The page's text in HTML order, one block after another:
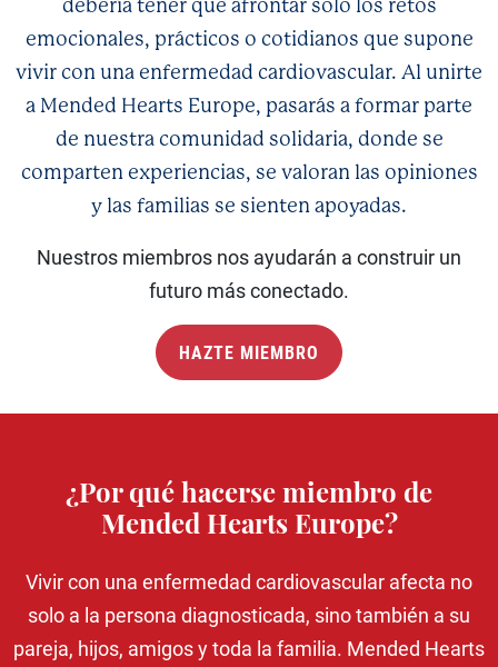
Colesterol
Enfermedad renal crónica
Terapia génica
Infarto
Insuficiencia cardíaca
Cardiomiopatía hipertrófica
Accidente cerebrovascular
Cardiomiopatía
Colesterol
Enfermedad renal crónica
Diabetes
Terapia génica
Infarto
Apoplejía recurrente
Accidente cerebrovascular
Cardiomiopatía amiloide por transtiretina
debería tener que afrontar solo los retos
emocionales, prácticos o cotidianos que supone
vivir con una enfermedad cardiovascular. Al unirte
a Mended Hearts Europe, pasarás a formar parte
de nuestra comunidad solidaria, donde se
comparten experiencias, se valoran las opiniones
y las familias se sienten apoyadas.
Nuestros miembros nos ayudarán a construir un
futuro más conectado.
HAZTE MIEMBRO
¿Por qué hacerse miembro de
Mended Hearts Europe?
Vivir con una enfermedad cardiovascular afecta no
solo a la persona diagnosticada, sino también a su
pareja, hijos, amigos y toda la familia. Mended Hearts